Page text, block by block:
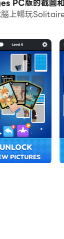
影片和文件也
並在PC上運
- now
you
and watch
to master.
board and
PC版的截圖
上暢玩